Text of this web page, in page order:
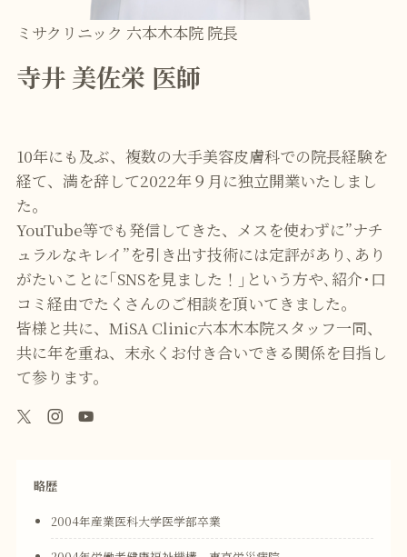
ミサクリニック 六本木本院 院長
寺井 美佐栄 医師
10年にも及ぶ、複数の大手美容皮膚科での院長経験を
経て、満を辞して2022年９月に独立開業いたしまし
た。
YouTube等でも発信してきた、メスを使わずに”ナチ
ュラルなキレイ”を引き出す技術には定評があり､あり
がたいことに｢SNSを見ました！｣という方や､紹介･口
コミ経由でたくさんのご相談を頂いてきました｡
皆様と共に、MiSA Clinic六本木本院スタッフ一同、
共に年を重ね、末永くお付き合いできる関係を目指し
て参ります。
略歴
2004年産業医科大学医学部卒業